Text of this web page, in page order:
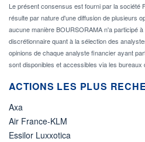
Le présent consensus est fourni par la société
résulte par nature d'une diffusion de plusieurs
aucune manière BOURSORAMA n'a participé
discrétionnaire quant à la sélection des
opinions de chaque analyste financier ayant
sont disponibles et accessibles via les bureaux
ACTIONS LES PLUS
Axa
Air France-KLM
Essilor Luxxotica